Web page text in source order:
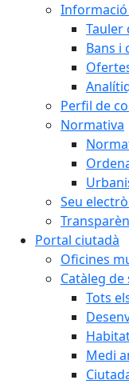
Tauler
Bans i
Perfil de
Normativa
Seu
Portal ciutadà
Oficines
Catàleg de
Tots
Medi